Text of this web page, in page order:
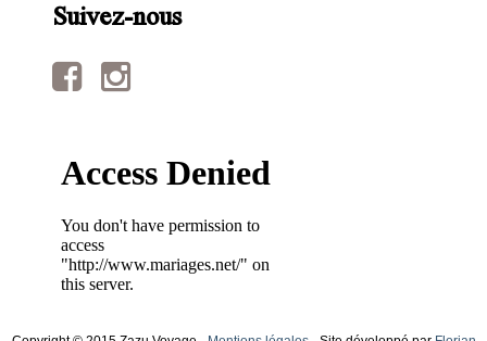
Suivez-nous